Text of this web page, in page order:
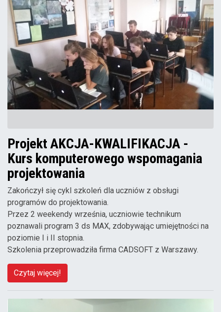
Projekt AKCJA-KWALIFIKACJA -
Kurs komputerowego wspomagania
projektowania
Zakończył się cykl szkoleń dla uczniów z obsługi
programów do projektowania.
Przez 2 weekendy września, uczniowie technikum
poznawali program 3 ds MAX, zdobywając umiejętności na
poziomie I i II stopnia.
Szkolenia przeprowadziła firma CADSOFT z Warszawy.
Czytaj więcej!